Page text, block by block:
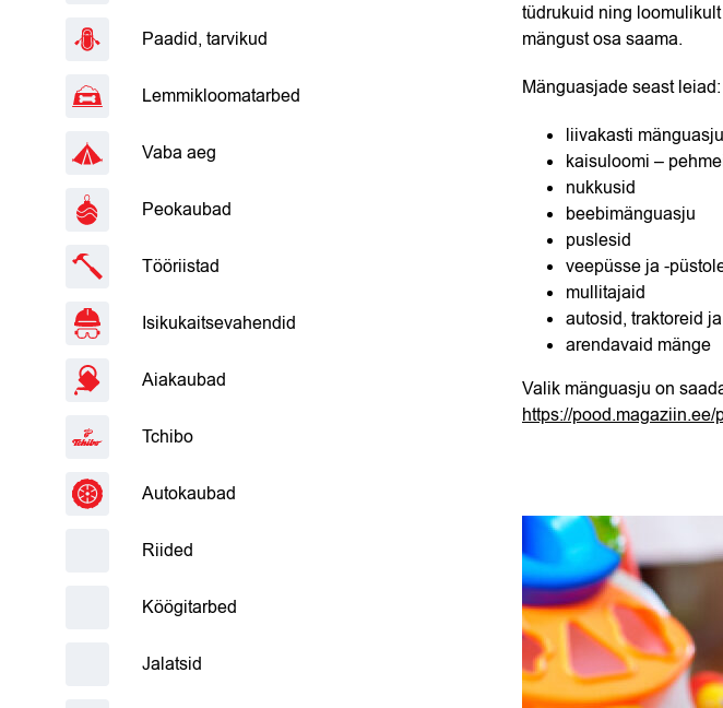
Paadid, tarvikud
Lemmikloomatarbed
Vaba aeg
Peokaubad
Tööriistad
Isikukaitsevahendid
Aiakaubad
Tchibo
Autokaubad
Riided
Köögitarbed
Jalatsid
tüdrukuid ning
mängust osa saama.
Mänguasjade seast leiad:
liivakasti
kaisuloomi –
nukkusid
beebimänguasju
puslesid
veepüsse ja -
mullitajaid
autosid, traktoreid
arendavaid mänge
Valik mänguasju on
https://